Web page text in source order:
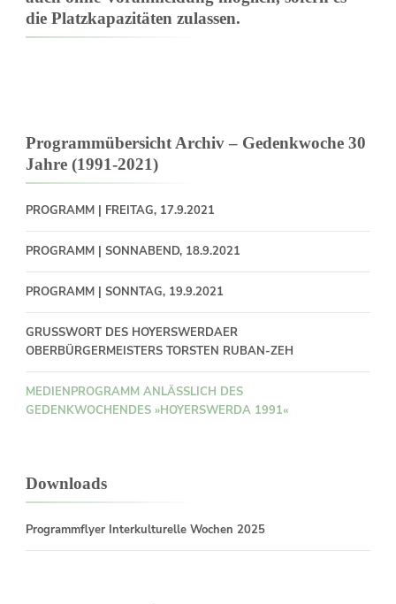
die Platzkapazitäten zulassen.
Programmübersicht Archiv – Gedenkwoche 30
Jahre (1991-2021)
PROGRAMM | FREITAG, 17.9.2021
PROGRAMM | SONNABEND, 18.9.2021
PROGRAMM | SONNTAG, 19.9.2021
GRUSSWORT DES HOYERSWERDAER O
BERBÜRGERMEISTERS TORSTEN RUBAN-ZEH
MEDIENPROGRAMM ANLÄSSLICH DES
GEDENKWOCHENDES »HOYERSWERDA 1991«
Downloads
Programmflyer Interkulturelle Wochen 2025